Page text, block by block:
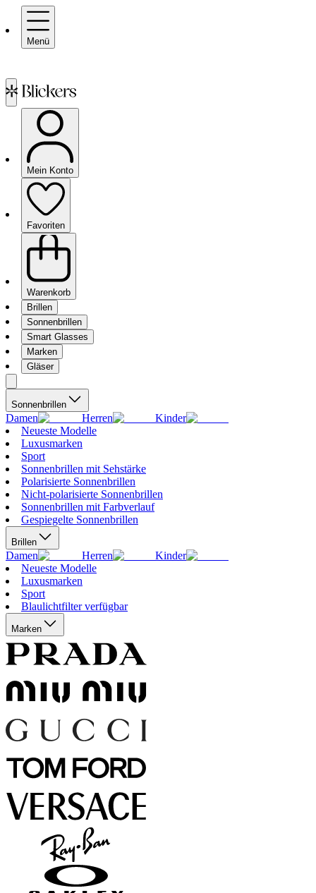
Menü
Mein Konto
Favoriten
Warenkorb
Brillen
Sonnenbrillen
Smart Glasses
Marken
Gläser
Sonnenbrillen
Damen Herren
Kinder
Neueste Modelle
Luxusmarken
Sport
Sonnenbrillen mit Sehstärke
Polarisierte Sonnenbrillen
Nicht-polarisierte Sonnenbrillen
Sonnenbrillen mit Farbverlauf
Gespiegelte Sonnenbrillen
Brillen
Damen Herren
Kinder
Neueste Modelle
Luxusmarken
Sport
Blaulichtfilter verfügbar
Marken